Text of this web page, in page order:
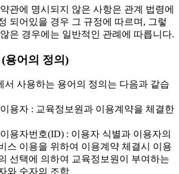
관에 명시되지 않은 사항은 관계 법령에
되어있을 경우 그 규정에 따르며, 그렇
은 경우에는 일반적인 관례에 따릅니다.
용어의 정의)
서 사용하는 용어의 정의는 다음과 같습
용자 : 교육정보원과 이용계약을 체결한
용자번호(ID) : 이용자 식별과 이용자의
스 이용을 위하여 이용계약 체결시 이용
선택에 의하여 교육정보원이 부여하는
와 숫자의 조합